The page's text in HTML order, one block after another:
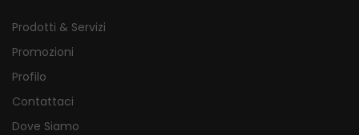
Prodotti & Servizi
Promozioni
Profilo
Contattaci
Dove Siamo